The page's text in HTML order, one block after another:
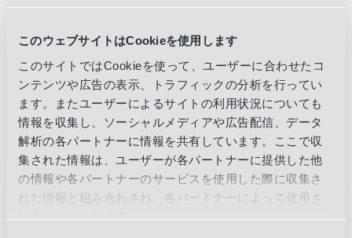
このウェブサイトはCookieを使用します
このサイトではCookieを使って、ユーザーに合わせたコ
ンテンツや広告の表示、トラフィックの分析を行ってい
ます。またユーザーによるサイトの利用状況についても
情報を収集し、ソーシャルメディアや広告配信、データ
解析の各パートナーに情報を共有しています。ここで収
集された情報は、ユーザーが各パートナーに提供した他
の情報や各パートナーのサービスを使用した際に収集さ
れた情報と組み合わされ、各パートナーによって使用さ
れることがあります。
るか？
​With efficient warehouse operations, real-time data integrations , and
customized facility design, contract logistics reduces lead times and
delivers orders on time.
5. リバースロジスティクスとは何か？
リバースロジスティクスとは、商品が最終消費地から供給網
の上流方向へ、元の製造元や小売業者へ戻されるプロセスで
どが含まれる。